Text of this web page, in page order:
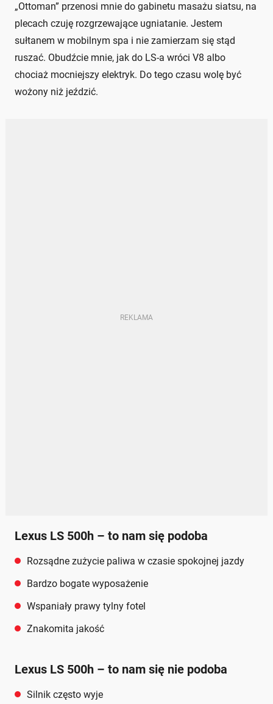
„Ottoman” przenosi mnie do gabinetu masażu siatsu, na
plecach czuję rozgrzewające ugniatanie. Jestem
sułtanem w mobilnym spa i nie zamierzam się stąd
ruszać. Obudźcie mnie, jak do LS-a wróci V8 albo
chociaż mocniejszy elektryk. Do tego czasu wolę być
wożony niż jeździć.
Lexus LS 500h – to nam się podoba
Rozsądne zużycie paliwa w czasie spokojnej jazdy
Bardzo bogate wyposażenie
Wspaniały prawy tylny fotel
Znakomita jakość
Lexus LS 500h – to nam się nie podoba
Silnik często wyje